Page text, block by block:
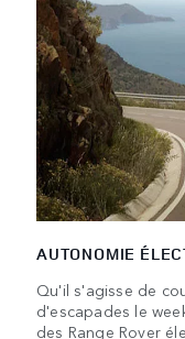
AUTONOMIE
Qu'il s'agisse de
d'escapades le
des Range Rover